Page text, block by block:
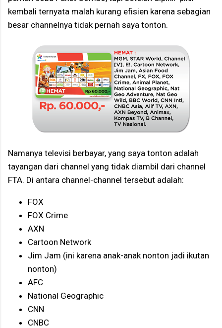
kembali ternyata malah kurang efisien karena sebagian
besar channelnya tidak pernah saya tonton.
Namanya televisi berbayar, yang saya tonton adalah
tayangan dari channel yang tidak diambil dari channel
FTA. Di antara channel-channel tersebut adalah:
FOX
FOX Crime
AXN
Cartoon Network
Jim Jam (ini karena anak-anak nonton jadi ikutan
nonton)
AFC
National Geographic
CNN
CNBC